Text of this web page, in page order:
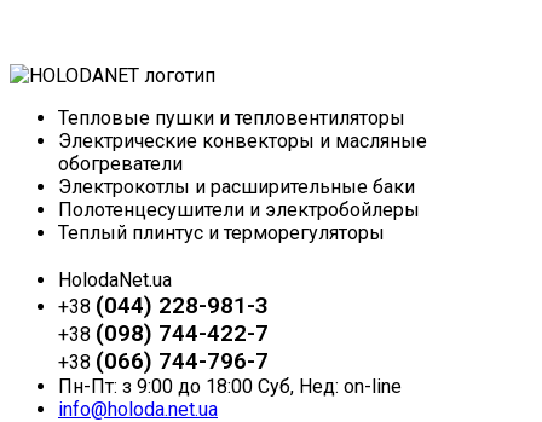
Тепловые пушки и тепловентиляторы
Электрические конвекторы и масляные
обогреватели
Электрокотлы и расширительные баки
Полотенцесушители и электробойлеры
Теплый плинтус и терморегуляторы
HolodaNet.ua
+38 (044) 228-981-3
+38 (098) 744-422-7
+38 (066) 744-796-7
Пн-Пт: з 9:00 до 18:00 Суб, Нед: on-line
info@holoda.net.ua